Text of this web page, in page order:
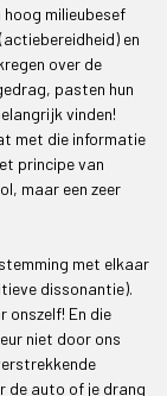
milieubesef
en
over de
pasten hun
vinden!
met die informatie
principe van
maar een zeer
met elkaar
dissonantie).
onszelf! En die
niet door ons
de auto of je drang